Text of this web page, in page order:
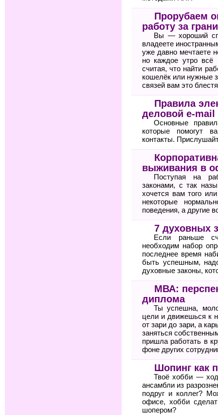
Прорубаем
работу за
Вы — хороший
владеете
уже давно мечтаете
но каждое утро всё
считая, что найти
кошелёк или нужные
связей вам это
Правила
деловой e-mail
Основные
которые помогут
контакты.
выживания в
Поступая на
законами, с так
хочется вам того
некоторые
поведения, а другие
7 духовных
Если раньше
необходим набор
последнее время
быть успешным,
духовные законы,
МВА:
диплома
Ты успешна,
цели и движешься к
от зари до зари, а
заняться
пришла работать в
фоне других
Шопинг как
Твоё хобби —
ансамбли из
подруг и коллег?
офисе, хобби
шопером?